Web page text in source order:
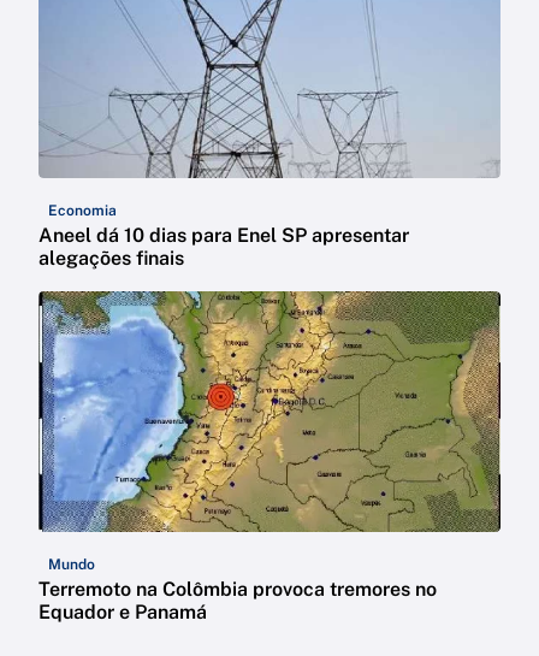
Economia
Aneel dá 10 dias para Enel SP apresentar
alegações finais
Mundo
Terremoto na Colômbia provoca tremores no
Equador e Panamá